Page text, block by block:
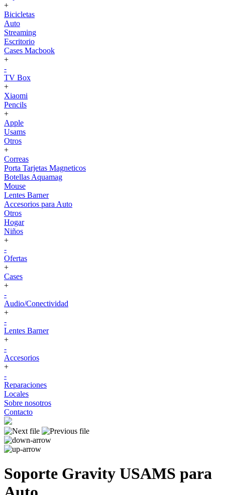
+
Bicicletas
Auto
Streaming
Escritorio
Cases Macbook
+
-
TV Box
+
Xiaomi
Pencils
+
Apple
Usams
Otros
+
Correas
Porta Tarjetas Magneticos
Botellas Aquamag
Mouse
Lentes Barner
Accesorios para Auto
Otros
Hogar
Niños
+
-
Ofertas
+
Cases
+
-
Audio/Conectividad
+
-
Lentes Barner
+
-
Accesorios
+
-
Reparaciones
Locales
Sobre nosotros
Contacto
Soporte Gravity USAMS para